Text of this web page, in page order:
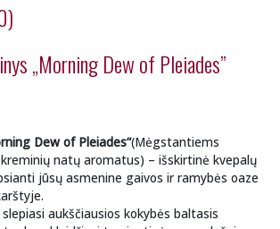
„Morning Dew of Pleiades”
Dew of Pleiades“(Mėgstantiems
natų aromatus) – išskirtinė kvepalų
jūsų asmenine gaivos ir ramybės oaze
aukščiausios kokybės baltasis